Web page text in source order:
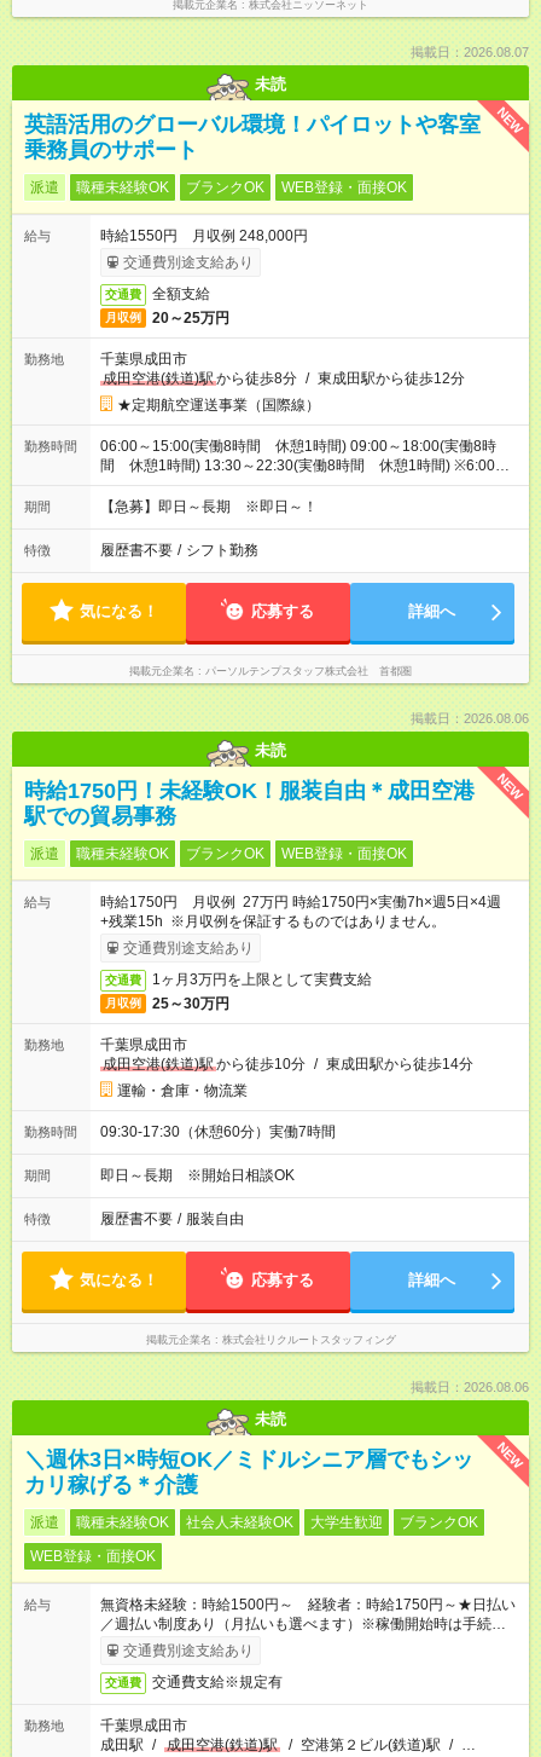
掲載元企業名 株式会社ニッソーネット
掲載日：2026.08.07
未読
NEW
英語活用のグローバル環境！パイロットや客室
乗務員のサポート
派遣 職種未経験OK ブランクOK WEB登録・面接OK
給与
時給1550円 月収例 248,000円
交通費別途支給あり
交通費 全額支給
月収例 20～25万円
勤務地
千葉県成田市
成田空港(鉄道)駅から徒歩8分 / 東成田駅から徒歩12分
★定期航空運送事業（国際線）
勤務時間
06:00～15:00(実働8時間 休憩1時間) 09:00～18:00(実働8時
間 休憩1時間) 13:30～22:30(実働8時間 休憩1時間) ※6:00～
22:30まで間で実働8時間のシフト勤務
期間 【急募】即日～長期 ※即日～！
特徴 履歴書不要 / シフト勤務
気になる！ 応募する 詳細へ
掲載元企業名 パーソルテンプスタッフ株式会社 首都圏
掲載日：2026.08.06
未読
NEW
時給1750円！未経験OK！服装自由＊成田空港
駅での貿易事務
派遣 職種未経験OK ブランクOK WEB登録・面接OK
給与
時給1750円 月収例 27万円 時給1750円×実働7h×週5日×4週
+残業15h ※月収例を保証するものではありません。
交通費別途支給あり
交通費 1ヶ月3万円を上限として実費支給
月収例 25～30万円
勤務地
千葉県成田市
成田空港(鉄道)駅から徒歩10分 / 東成田駅から徒歩14分
運輸・倉庫・物流業
勤務時間 09:30-17:30（休憩60分）実働7時間
期間 即日～長期 ※開始日相談OK
特徴 履歴書不要 / 服装自由
気になる！ 応募する 詳細へ
掲載元企業名 株式会社リクルートスタッフィング
掲載日：2026.08.06
未読
NEW
＼週休3日×時短OK／ミドルシニア層でもシッ
カリ稼げる＊介護
派遣 職種未経験OK 社会人未経験OK 大学生歓迎
ブランクOK
WEB登録・面接OK
給与
無資格未経験：時給1500円～ 経験者：時給1750円～★日払い
／週払い制度あり（月払いも選べます）※稼働開始時は手続き完
了次第のお支払いとなります。
交通費別途支給あり
交通費 交通費支給※規定有
勤務地
千葉県成田市
成田駅 / 成田空港(鉄道)駅 / 空港第２ビル(鉄道)駅 / …